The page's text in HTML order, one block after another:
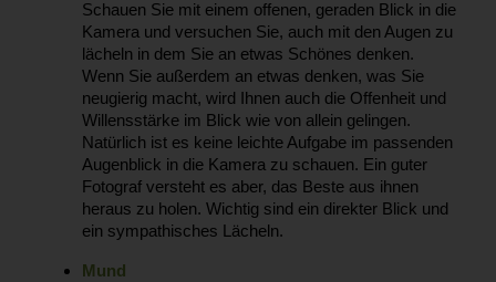
Schauen Sie mit einem offenen, geraden Blick in die
Kamera und versuchen Sie, auch mit den Augen zu
lächeln in dem Sie an etwas Schönes denken.
Wenn Sie außerdem an etwas denken, was Sie
neugierig macht, wird Ihnen auch die Offenheit und
Willensstärke im Blick wie von allein gelingen.
Natürlich ist es keine leichte Aufgabe im passenden
Augenblick in die Kamera zu schauen. Ein guter
Fotograf versteht es aber, das Beste aus ihnen
heraus zu holen. Wichtig sind ein direkter Blick und
ein sympathisches Lächeln.
Mund